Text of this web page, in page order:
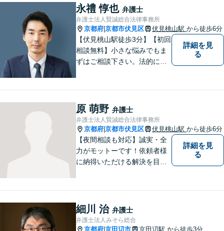
件、建築事件などの幅広い分
野でも経験を積んでおりま
す。お気軽にご相談くださ
い。
永禮 惇也 弁護士
弁護士法人賢誠総合法律事務所
京都府 京都市伏見区 伏見桃山駅 から徒歩6分
【伏見桃山駅徒歩3分】【初回
相談無料】小さな悩みでもま
ずはご相談下さい。法的に無
／相続／企業法務など幅広く
対応可能。【休日・夜間対応
可】
詳細を見
る
原 萌野 弁護士
弁護士法人賢誠総合法律事務所
京都府 京都市伏見区 伏見桃山駅 から徒歩6分
【夜間相談も対応】誠実・全
力がモットーです！依頼者様
に納得いただける解決を目指
詳細を見
る
細川 治 弁護士
弁護士法人みそら総合
京都府 京田辺市 京田辺駅 から徒歩3分